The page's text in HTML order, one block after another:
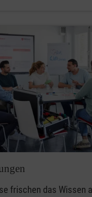
frischen das Wissen